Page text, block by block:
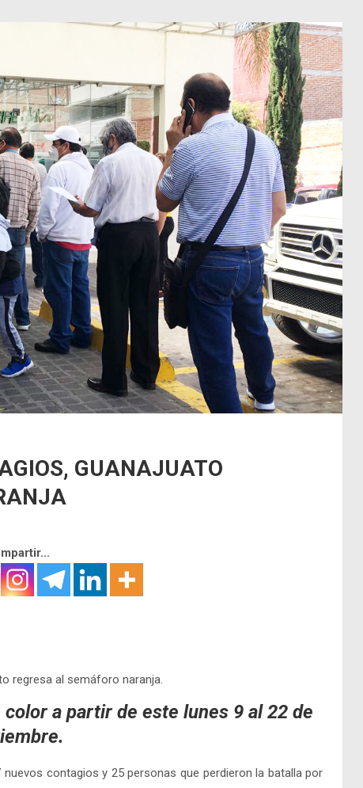
GUANAJUATO
regresa al semáforo naranja.
a partir de este lunes 9 al 22 de
contagios y 25 personas que perdieron la batalla por